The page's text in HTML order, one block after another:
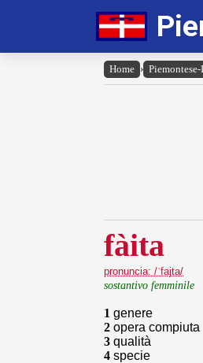
Home ›
fàita
pronuncia: /ˈfajta/
sostantivo femminile
1 genere
2 opera compiuta
3 qualità
4 specie